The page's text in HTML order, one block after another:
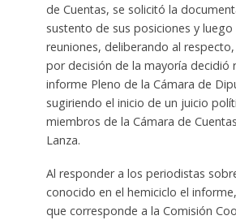
de Cuentas, se solicitó la
sustento de sus posiciones y luego
reuniones, deliberando al
por decisión de la mayoría decidió
informe Pleno de la Cámara de
sugiriendo el inicio de un juicio
miembros de la Cámara de
Lanza.
Al responder a los periodistas
conocido en el hemiciclo el
que corresponde a la Comisión